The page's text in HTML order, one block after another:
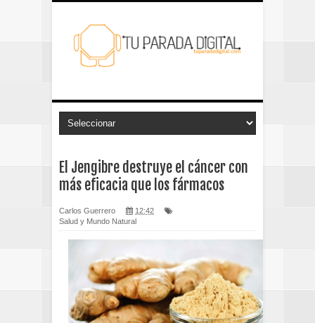
El Jengibre destruye el cáncer con
más eficacia que los fármacos
Carlos Guerrero
12:42
Salud y Mundo Natural